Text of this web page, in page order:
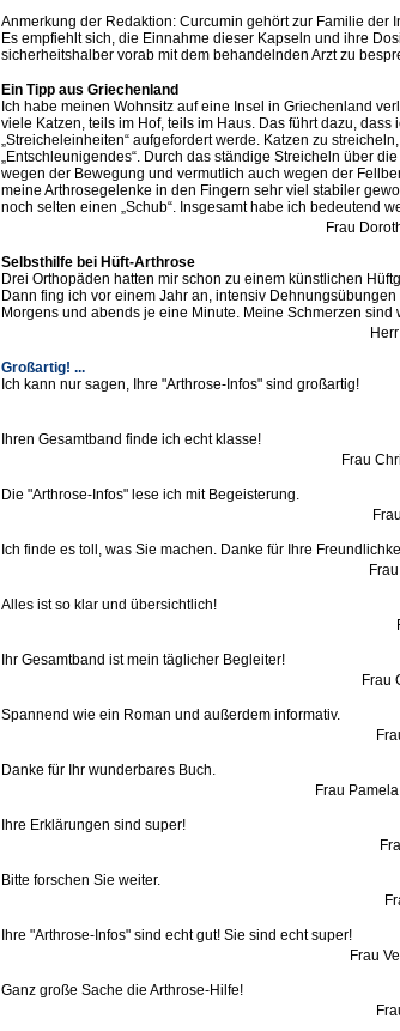
Anmerkung der Redaktion: Curcumin gehört zur Familie der
Es empfiehlt sich, die Einnahme dieser Kapseln und ihre
sicherheitshalber vorab mit dem behandelnden Arzt zu
Ein Tipp aus Griechenland
Ich habe meinen Wohnsitz auf eine Insel in Griechenland
viele Katzen, teils im Hof, teils im Haus. Das führt dazu, dass
„Streicheleinheiten“ aufgefordert werde. Katzen zu
„Entschleunigendes“. Durch das ständige Streicheln über
wegen der Bewegung und vermutlich auch wegen der
meine Arthrosegelenke in den Fingern sehr viel stabiler
noch selten einen „Schub“. Insgesamt habe ich bedeutend
Frau
Selbsthilfe bei Hüft-Arthrose
Drei Orthopäden hatten mir schon zu einem künstlichen
Dann fing ich vor einem Jahr an, intensiv Dehnungsübungen
Morgens und abends je eine Minute. Meine Schmerzen sind
Großartig! ...
Ich kann nur sagen, Ihre "Arthrose-Infos" sind großartig!
Ihren Gesamtband finde ich echt klasse!
Frau
Die "Arthrose-Infos" lese ich mit Begeisterung.
Ich finde es toll, was Sie machen. Danke für Ihre
Alles ist so klar und übersichtlich!
Ihr Gesamtband ist mein täglicher Begleiter!
Frau
Spannend wie ein Roman und außerdem informativ.
Danke für Ihr wunderbares Buch.
Frau
Ihre Erklärungen sind super!
Bitte forschen Sie weiter.
Ihre "Arthrose-Infos" sind echt gut! Sie sind echt super!
Frau
Ganz große Sache die Arthrose-Hilfe!